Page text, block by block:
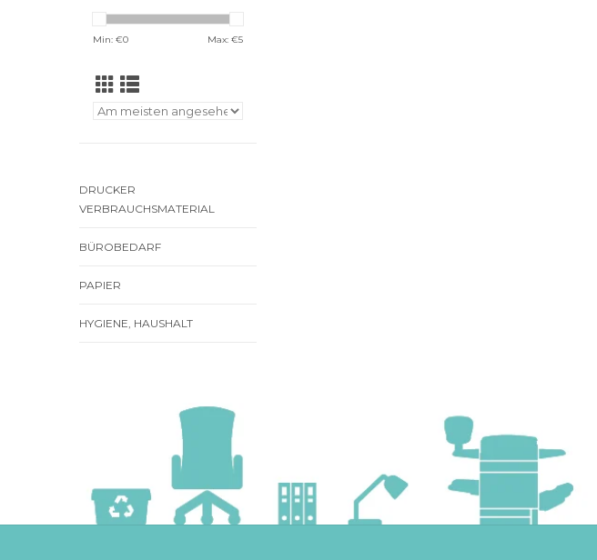
Min: €0 Max: €5
DRUCKER
VERBRAUCHSMATERIAL
BÜROBEDARF
PAPIER
HYGIENE, HAUSHALT